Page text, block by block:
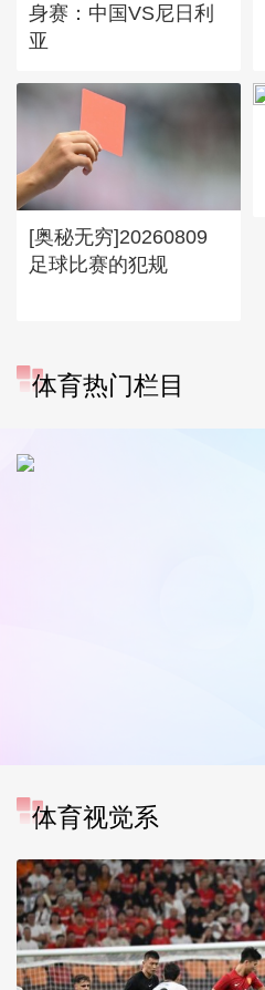
身赛：中国VS尼日利
亚
[奥秘无穷]20260809
足球比赛的犯规
体育热门栏目
体育视觉系